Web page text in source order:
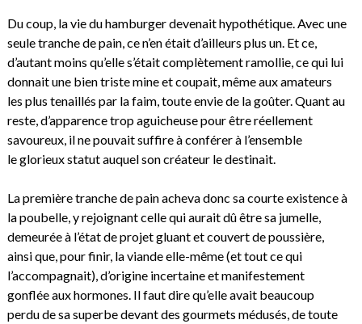
Du coup, la vie du hamburger devenait hypothétique. Avec une
seule tranche de pain, ce n’en était d’ailleurs plus un. Et ce,
d’autant moins qu’elle s’était complètement ramollie, ce qui lui
donnait une bien triste mine et coupait, même aux amateurs
les plus tenaillés par la faim, toute envie de la goûter. Quant au
reste, d’apparence trop aguicheuse pour être réellement
savoureux, il ne pouvait suffire à conférer à l’ensemble
le glorieux statut auquel son créateur le destinait.
La première tranche de pain acheva donc sa courte existence à
la poubelle, y rejoignant celle qui aurait dû être sa jumelle,
demeurée à l’état de projet gluant et couvert de poussière,
ainsi que, pour finir, la viande elle-même (et tout ce qui
l’accompagnait), d’origine incertaine et manifestement
gonflée aux hormones. Il faut dire qu’elle avait beaucoup
perdu de sa superbe devant des gourmets médusés, de toute